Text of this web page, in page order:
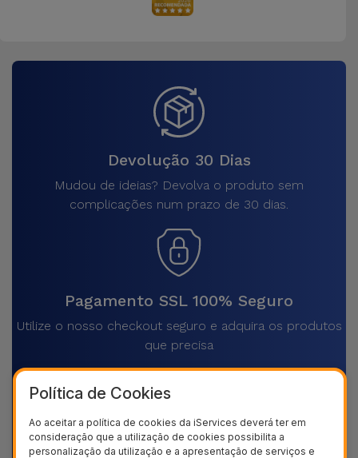
Devolução 30 Dias
Mudou de ideias? Devolva o produto sem
complicações num prazo de 30 dias.
Pagamento SSL 100% Seguro
Utilize o nosso checkout seguro e adquira os produtos
que precisa
Envios rápidos para todo o país
Política de Cookies
Ao aceitar a política de cookies da iServices deverá ter em
consideração que a utilização de cookies possibilita a
personalização da utilização e a apresentação de serviços e